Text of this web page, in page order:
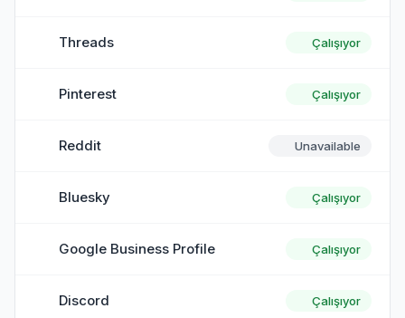
Threads Çalışıyor
Pinterest Çalışıyor
Reddit Unavailable
Bluesky Çalışıyor
Google Business Profile Çalışıyor
Discord Çalışıyor